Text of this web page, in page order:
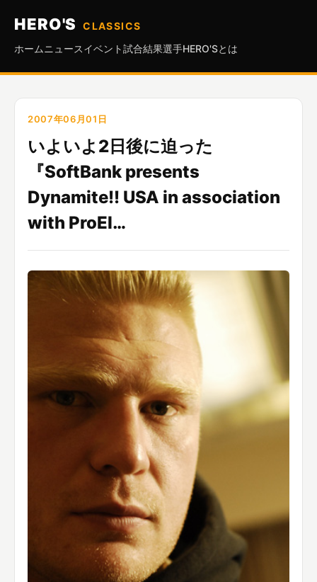
HERO'S
CLASSICS
ホーム ニュースイベント試合結果選手HERO'Sとは
2007年06月01日
いよいよ2日後に迫った
『SoftBank presents
Dynamite!! USA in association
with ProEl…